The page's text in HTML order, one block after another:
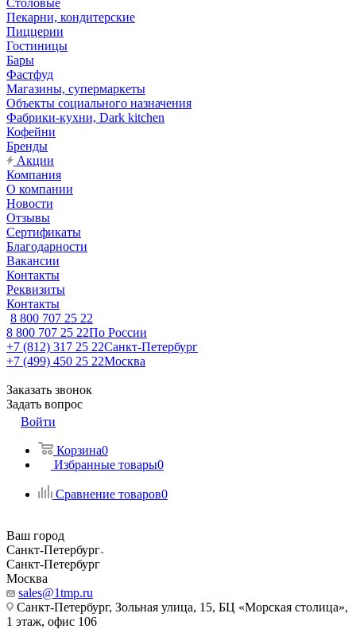
Столовые
Пекарни, кондитерские
Пиццерии
Гостиницы
Бары
Фастфуд
Магазины, супермаркеты
Объекты социального назначения
Фабрики-кухни, Dark kitchen
Кофейни
Бренды
Акции
Компания
О компании
Новости
Отзывы
Сертификаты
Благодарности
Вакансии
Контакты
Реквизиты
Контакты
8 800 707 25 22
8 800 707 25 22По России
+7 (812) 317 25 22Санкт-Петербург
+7 (499) 450 25 22Москва
Заказать звонок
Задать вопрос
Войти
Корзина0
Избранные товары0
Сравнение товаров0
Ваш город
Санкт-Петербург
Санкт-Петербург
Москва
sales@1tmp.ru
Санкт-Петербург, Зольная улица, 15, БЦ «Морская столица»,
1 этаж, офис 106